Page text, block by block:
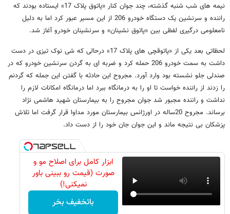
نیمه های شب شنبه گذشته، چند جوان کنار «پاتوق پلاک 17» ایستاده بودند که
راننده و سرنشین یک دستگاه خودرو 206 از این مسیر عبور کرد اما به دلیل
نامعلومی درگیری لفظی بین «پاتوق نشینان» و سرنشینان خودرو آغاز شد.
لحظاتی بعد یکی از «پاتوقچی های پلاک 17» درحالی که شی نوک تیزی در دست
داشت به سمت خودرو 206 حمله کرد و ضربه ای به گردن سرنشین خودرو که در
صندلی جلو نشسته بود وارد آورد. مجروح این حادثه با گفتن این جمله که گردنم
را زدند از راننده خواست تا او را به درمانگاه ببرد اما درمانگاه امکانات لازم را
نداشت و راننده مجبور شد جوان مجروح را به بیمارستان شهید هاشمی نژاد
برساند. مجروح 20ساله در اورژانس بیمارستان مورد مداوا قرار گرفت اما تلاش
پزشکان بی نتیجه ماند و این جوان جان خود را از دست داد.
ابزار کامل برای اصلاح مو و
صورت (قیمت رو ببینی باور
نمیکنی!)
باتخفیف بخر